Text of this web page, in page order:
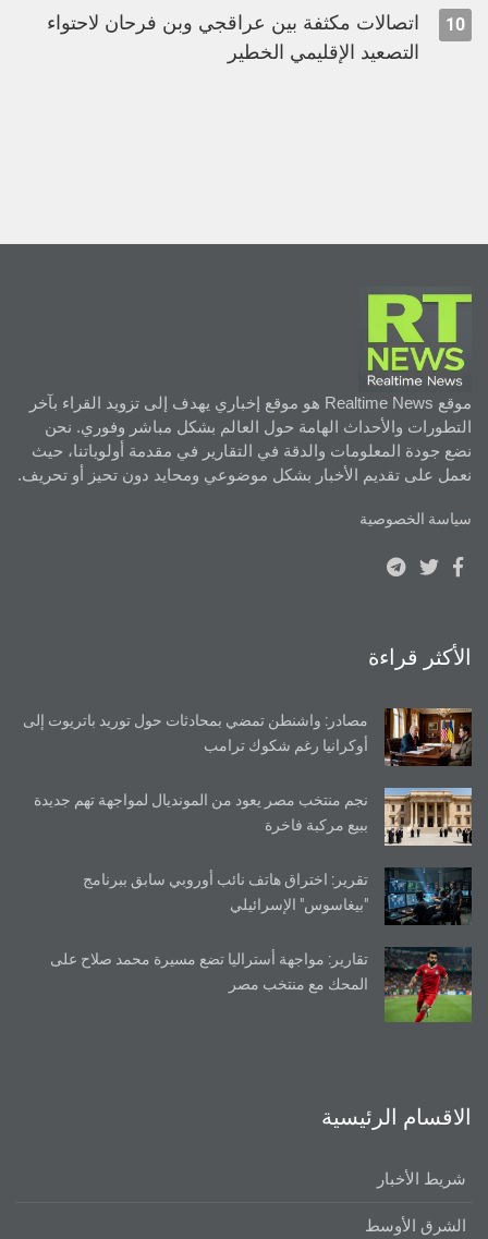
10
اتصالات مكثفة بين عراقجي وبن فرحان لاحتواء
التصعيد الإقليمي الخطير
موقع Realtime News هو موقع إخباري يهدف إلى تزويد القراء بآخر
التطورات والأحداث الهامة حول العالم بشكل مباشر وفوري. نحن
نضع جودة المعلومات والدقة في التقارير في مقدمة أولوياتنا، حيث
نعمل على تقديم الأخبار بشكل موضوعي ومحايد دون تحيز أو تحريف.
سياسة الخصوصية
الأكثر قراءة
مصادر: واشنطن تمضي بمحادثات حول توريد باتريوت إلى
أوكرانيا رغم شكوك ترامب
نجم منتخب مصر يعود من المونديال لمواجهة تهم جديدة
ببيع مركبة فاخرة
تقرير: اختراق هاتف نائب أوروبي سابق ببرنامج
"بيغاسوس" الإسرائيلي
تقارير: مواجهة أستراليا تضع مسيرة محمد صلاح على
المحك مع منتخب مصر
الاقسام الرئيسية
شريط الأخبار
الشرق الأوسط